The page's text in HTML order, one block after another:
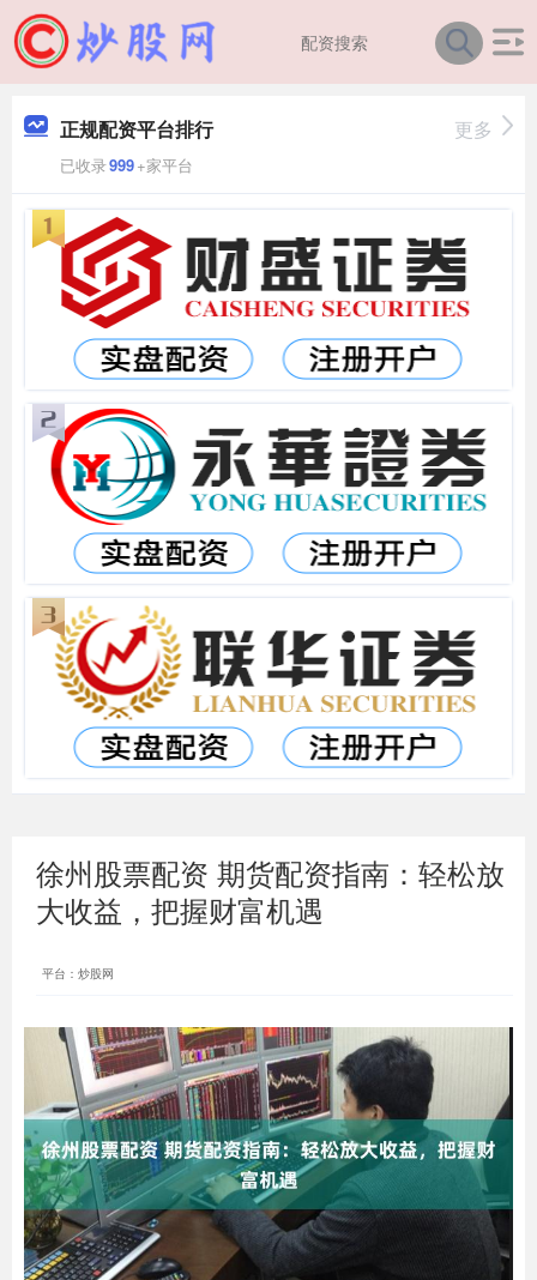
正规配资平台排行
已收录999+家平台
更多
徐州股票配资 期货配资指南：轻松放
大收益，把握财富机遇
平台：炒股网